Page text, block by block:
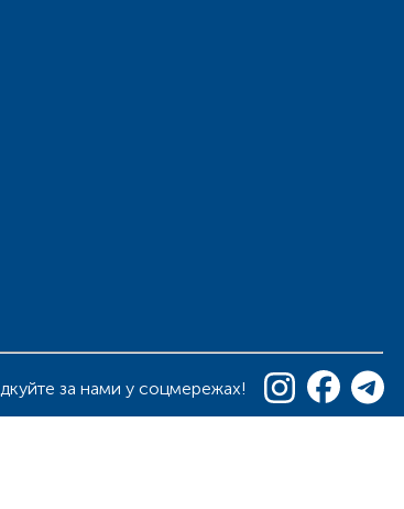
за нами у соцмережах!